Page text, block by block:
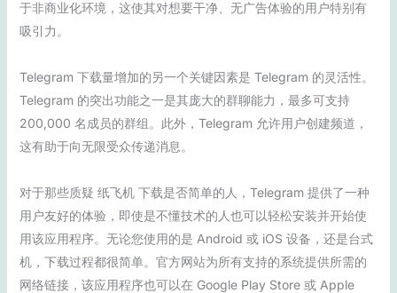
于非商业化环境，这使其对想要干净、无广告体验的用户特别有
吸引力。
Telegram 下载量增加的另一个关键因素是 Telegram 的灵活性。
Telegram 的突出功能之一是其庞大的群聊能力，最多可支持
200,000 名成员的群组。此外，Telegram 允许用户创建频道，
这有助于向无限受众传递消息。
对于那些质疑 纸飞机 下载是否简单的人，Telegram 提供了一种
用户友好的体验，即使是不懂技术的人也可以轻松安装并开始使
用该应用程序。无论您使用的是 Android 或 iOS 设备，还是台式
机，下载过程都很简单。官方网站为所有支持的系统提供所需的
网络链接，该应用程序也可以在 Google Play Store 或 Apple